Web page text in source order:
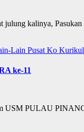
kalinya,
Lain Pusat Ko
ke-11
PULAU